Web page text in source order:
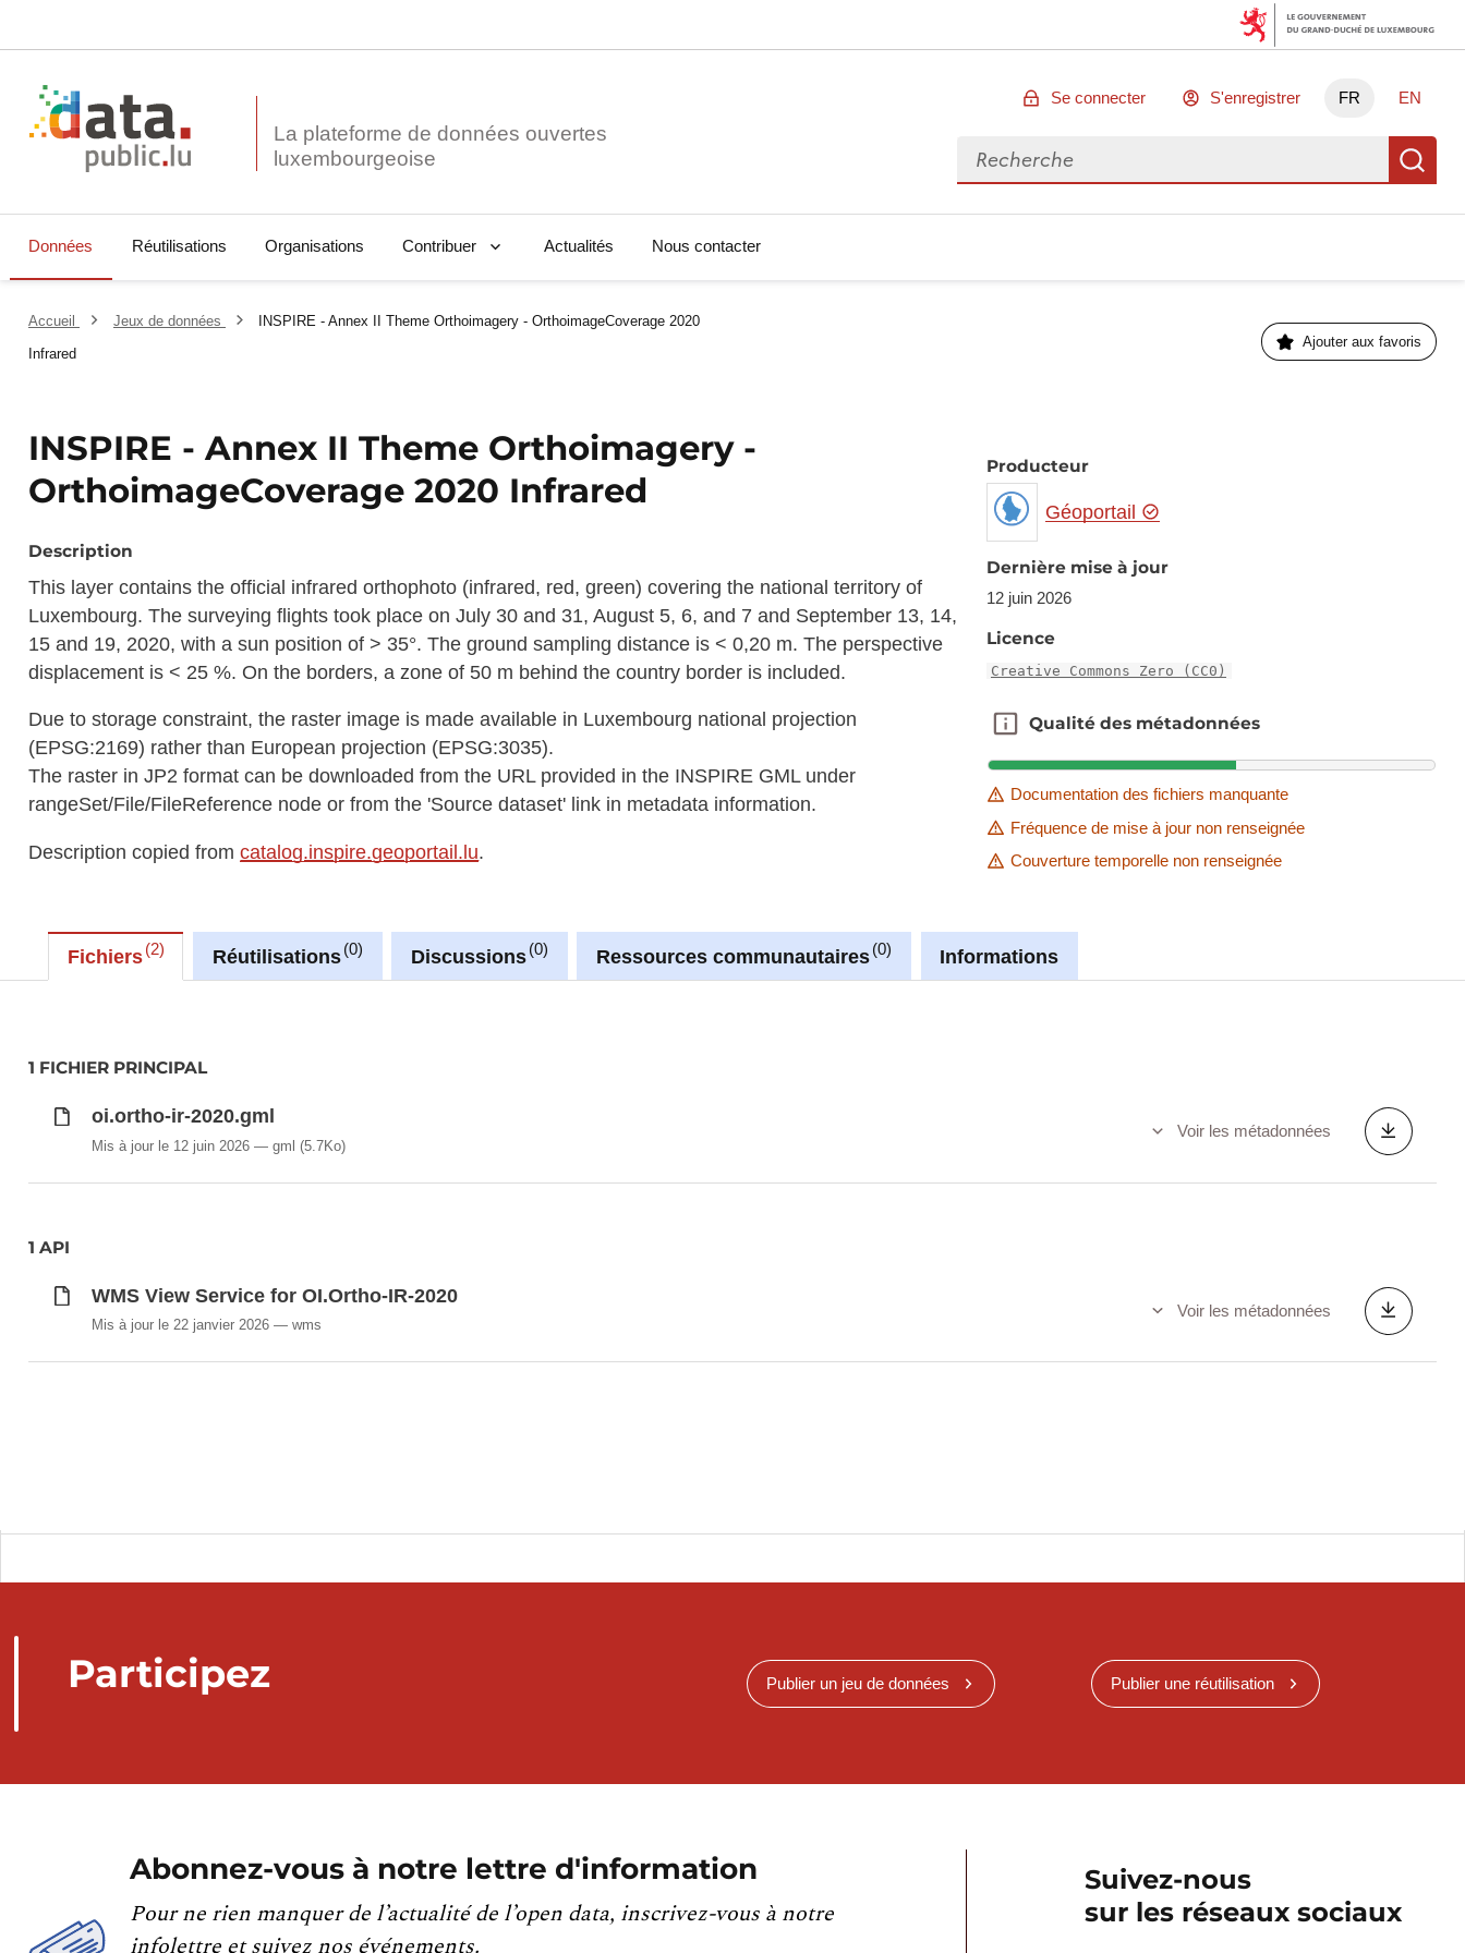
La plateforme de données ouvertes
Se connecter S'enregistrer FR EN
Rechercher des données
Données Réutilisations Organisations Contribuer Actualités Nous contacter
Accueil Jeux de données
INSPIRE - Annex II Theme Orthoimagery - OrthoimageCoverage 2020
Infrared
Ajouter aux favoris
INSPIRE - Annex II Theme Orthoimagery -
OrthoimageCoverage 2020 Infrared
Description
This layer contains the official infrared orthophoto (infrared, red, green) covering the national territory of
Luxembourg. The surveying flights took place on July 30 and 31, August 5, 6, and 7 and September 13, 14,
15 and 19, 2020, with a sun position of > 35°. The ground sampling distance is < 0,20 m. The perspective
displacement is < 25 %. On the borders, a zone of 50 m behind the country border is included.
Due to storage constraint, the raster image is made available in Luxembourg national projection
(EPSG:2169) rather than European projection (EPSG:3035).
The raster in JP2 format can be downloaded from the URL provided in the INSPIRE GML under
rangeSet/File/FileReference node or from the 'Source dataset' link in metadata information.
Description copied fromcatalog.inspire.geoportail.lu.
Producteur
Géoportail
Dernière mise à jour
12 juin 2026
Licence
Creative Commons Zero (CC0)
Qualité des métadonnées
Qualité des métadonnées
Documentation des fichiers manquante
Fréquence de mise à jour non renseignée
Couverture temporelle non renseignée
Fichiers 2 Réutilisations 0 Discussions 0 Ressources communautaires 0 Informations
1 FICHIER PRINCIPAL
oi.ortho-ir-2020.gml
Mis à jour le 12 juin 2026 gml(5.7Ko)
Voir les métadonnées
1 API
WMS View Service for OI.Ortho-IR-2020
Mis à jour le 22 janvier 2026 wms
Voir les métadonnées
Participez Publier un jeu de données Publier une réutilisation
Abonnez-vous à notre lettre d'information
Pour ne rien manquer de l’actualité de l’open data, inscrivez-vous à notre
infolettre et suivez nos événements.
Suivez-nous
sur les réseaux sociaux